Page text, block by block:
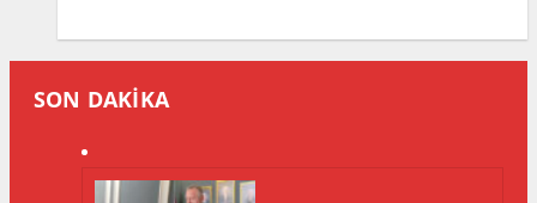
SON DAKİKA